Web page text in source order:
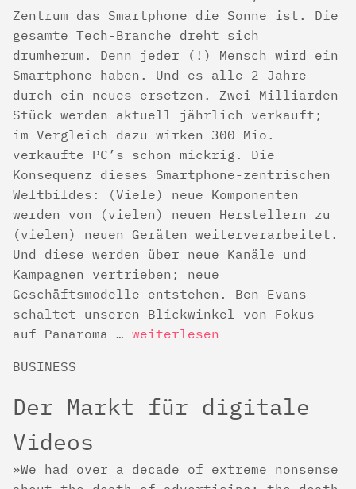
Zentrum das Smartphone die Sonne ist. Die
gesamte Tech-Branche dreht sich
drumherum. Denn jeder (!) Mensch wird ein
Smartphone haben. Und es alle 2 Jahre
durch ein neues ersetzen. Zwei Milliarden
Stück werden aktuell jährlich verkauft;
im Vergleich dazu wirken 300 Mio.
verkaufte PC’s schon mickrig. Die
Konsequenz dieses Smartphone-zentrischen
Weltbildes: (Viele) neue Komponenten
werden von (vielen) neuen Herstellern zu
(vielen) neuen Geräten weiterverarbeitet.
Und diese werden über neue Kanäle und
Kampagnen vertrieben; neue
Geschäftsmodelle entstehen. Ben Evans
schaltet unseren Blickwinkel von Fokus
auf Panaroma … weiterlesen
BUSINESS
Der Markt für digitale
Videos
We had over a decade of extreme nonsense